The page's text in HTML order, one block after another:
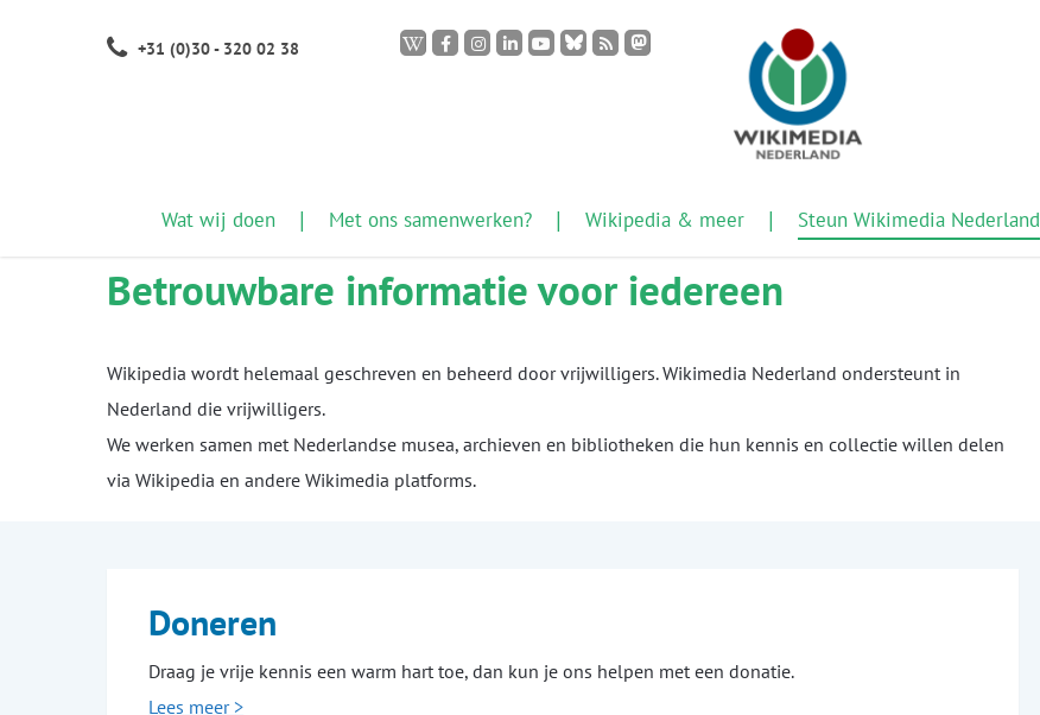
+31 (0)30 - 320 02 38
Wat wij doen Met ons samenwerken? Wikipedia & meer Steun Wikimedia Nederland
Betrouwbare informatie voor iedereen
Wikipedia wordt helemaal geschreven en beheerd door vrijwilligers. Wikimedia Nederland ondersteunt in
Nederland die vrijwilligers.
We werken samen met Nederlandse musea, archieven en bibliotheken die hun kennis en collectie willen delen
via Wikipedia en andere Wikimedia platforms.
Doneren
Draag je vrije kennis een warm hart toe, dan kun je ons helpen met een donatie.
Lees meer >